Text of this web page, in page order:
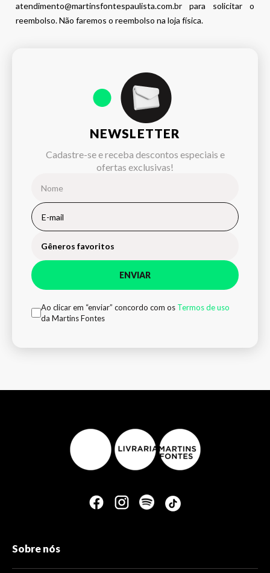
atendimento@martinsfontespaulista.com.br para solicitar o
reembolso. Não faremos o reembolso na loja física.
NEWSLETTER
Cadastre-se e receba descontos especiais e
ofertas exclusivas!
Gêneros favoritos
ENVIAR
Ao clicar em “enviar” concordo com os Termos de uso
da Martins Fontes
Sobre nós